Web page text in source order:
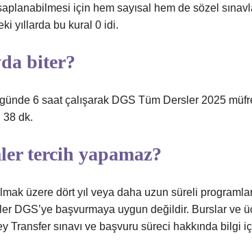
için hem sayısal hem de sözel
yıllarda bu kural 0 idi.
biter?
6 saat çalışarak DGS Tüm Dersler 2025
38 dk.
tercih yapamaz?
üzere dört yıl veya daha uzun süreli
DGS’ye başvurmaya uygun değildir. Burslar ve
Transfer sınavı ve başvuru süreci hakkında bilgi